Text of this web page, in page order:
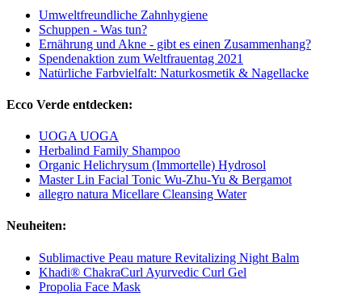
Umweltfreundliche Zahnhygiene
Schuppen - Was tun?
Ernährung und Akne - gibt es einen Zusammenhang?
Spendenaktion zum Weltfrauentag 2021
Natürliche Farbvielfalt: Naturkosmetik & Nagellacke
Ecco Verde entdecken:
UOGA UOGA
Herbalind Family Shampoo
Organic Helichrysum (Immortelle) Hydrosol
Master Lin Facial Tonic Wu-Zhu-Yu & Bergamot
allegro natura Micellare Cleansing Water
Neuheiten:
Sublimactive Peau mature Revitalizing Night Balm
Khadi® ChakraCurl Ayurvedic Curl Gel
Propolia Face Mask